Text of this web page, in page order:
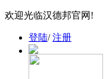
欢迎光临汉德邦官网!
登陆/注册